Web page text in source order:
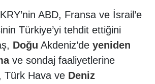
ABD, Fransa ve İsrail’e
Türkiye’yi tehdit ettiğini
Doğu Akdeniz’de yeniden
ve sondaj faaliyetlerine
Türk Hava ve Deniz